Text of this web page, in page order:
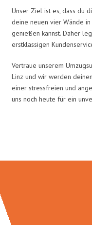
Unser Ziel ist es, dass du
deine neuen vier Wände
genießen kannst. Daher
erstklassigen
Vertraue unserem
Linz und wir werden
einer stressfreien und
uns noch heute für ein